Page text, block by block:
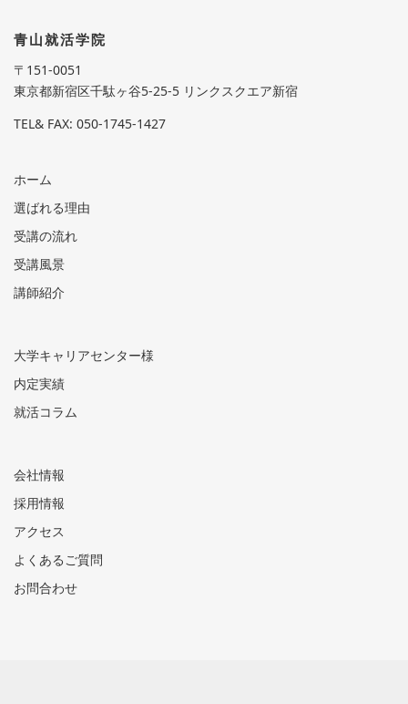
青山就活学院
〒151-0051
東京都新宿区千駄ヶ谷5-25-5 リンクスクエア新宿
TEL& FAX: 050-1745-1427
ホーム
選ばれる理由
受講の流れ
受講風景
講師紹介
大学キャリアセンター様
内定実績
就活コラム
会社情報
採用情報
アクセス
よくあるご質問
お問合わせ